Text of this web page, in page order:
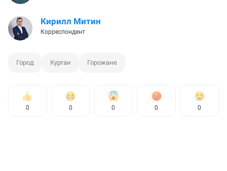
Кирилл Митин
Корреспондент
Город Курган Горожане
0 0 0 0 0